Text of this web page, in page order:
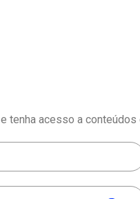
e tenha acesso a